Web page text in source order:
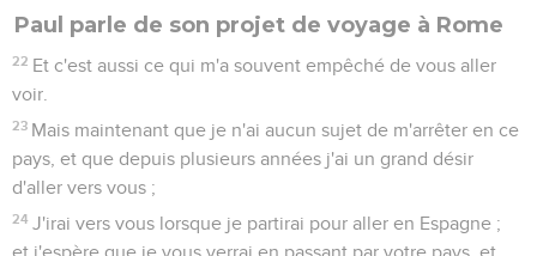
Paul parle de son projet de voyage à Rome
22 Et c'est aussi ce qui m'a souvent empêché de vous aller
voir.
23 Mais maintenant que je n'ai aucun sujet de m'arrêter en ce
pays, et que depuis plusieurs années j'ai un grand désir
d'aller vers vous ;
24 J'irai vers vous lorsque je partirai pour aller en Espagne ;
et j'espère que je vous verrai en passant par votre pays, et